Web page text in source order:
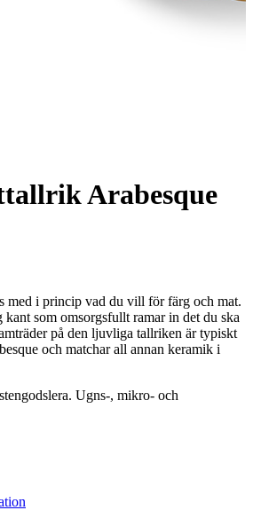
Arabesque
med i princip vad du vill för färg och mat.
som omsorgsfullt ramar in det du ska
på den ljuvliga tallriken är typiskt
och matchar all annan keramik i
Ugns-, mikro- och